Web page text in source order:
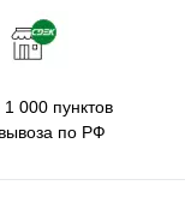
000 пунктов
по РФ